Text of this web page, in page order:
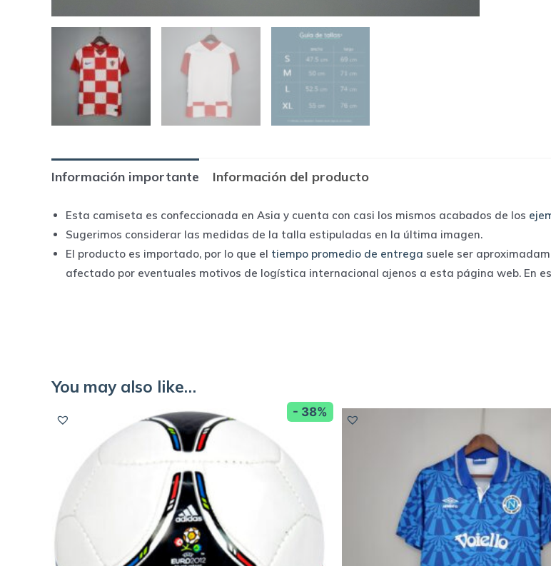
Información importante Información del producto
Esta camiseta es confeccionada en Asia y cuenta con casi los mismos acabados de los
Sugerimos considerar las medidas de la talla estipuladas en la última imagen.
El producto es importado, por lo que el tiempo promedio de entrega suele ser
afectado por eventuales motivos de logística internacional ajenos a esta página web. En
You may also like…
- 38%